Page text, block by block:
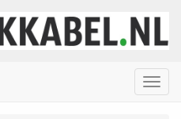
Menu